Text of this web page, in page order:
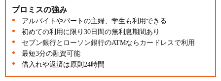
プロミスの強み
アルバイトやパートの主婦、学生も利用できる
初めての利用に限り30日間の無利息期間あり
セブン銀行とローソン銀行のATMならカードレスで利用
最短3分の融資可能
借入れや返済は原則24時間